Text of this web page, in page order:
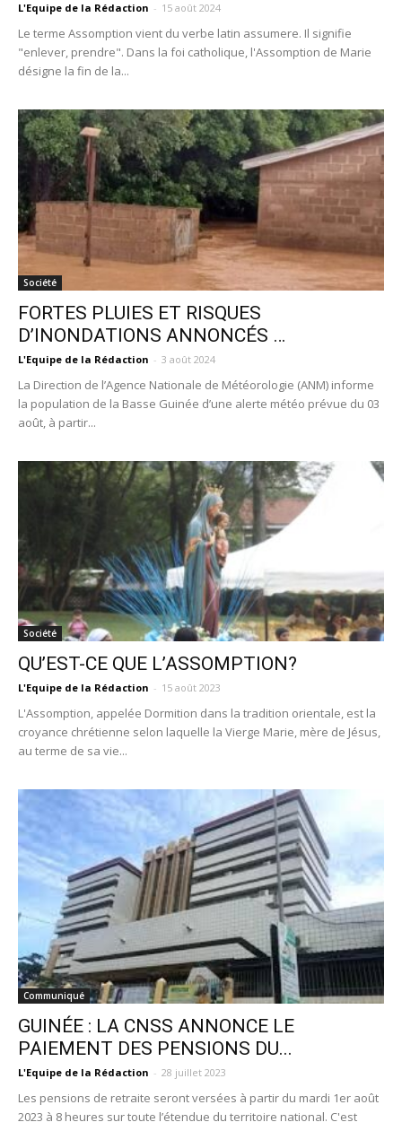
L'Equipe de la Rédaction - 15 août 2024
Le terme Assomption vient du verbe latin assumere. Il signifie
"enlever, prendre". Dans la foi catholique, l'Assomption de Marie
désigne la fin de la...
Société
FORTES PLUIES ET RISQUES
D’INONDATIONS ANNONCÉS …
L'Equipe de la Rédaction - 3 août 2024
La Direction de l’Agence Nationale de Météorologie (ANM) informe
la population de la Basse Guinée d’une alerte météo prévue du 03
août, à partir...
Société
QU’EST-CE QUE L’ASSOMPTION?
L'Equipe de la Rédaction - 15 août 2023
L'Assomption, appelée Dormition dans la tradition orientale, est la
croyance chrétienne selon laquelle la Vierge Marie, mère de Jésus,
au terme de sa vie...
Communiqué
GUINÉE : LA CNSS ANNONCE LE
PAIEMENT DES PENSIONS DU...
L'Equipe de la Rédaction - 28 juillet 2023
Les pensions de retraite seront versées à partir du mardi 1er août
2023 à 8 heures sur toute l’étendue du territoire national. C'est